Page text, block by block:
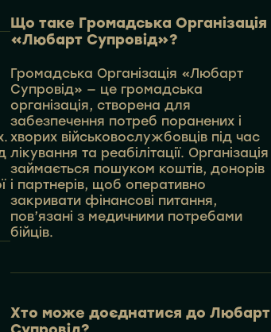
Що таке Громадська Організація
«Любарт Супровід»?
Громадська Організація «Любарт
Супровід» — це громадська
організація, створена для
забезпечення потреб поранених і
хворих військовослужбовців під час
лікування та реабілітації. Організація
займається пошуком коштів, донорів
і партнерів, щоб оперативно
закривати фінансові питання,
пов’язані з медичними потребами
бійців.
Хто може доєднатися до Любарт